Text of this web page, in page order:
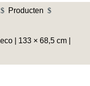
$ Producten $
| 133 × 68,5 cm |